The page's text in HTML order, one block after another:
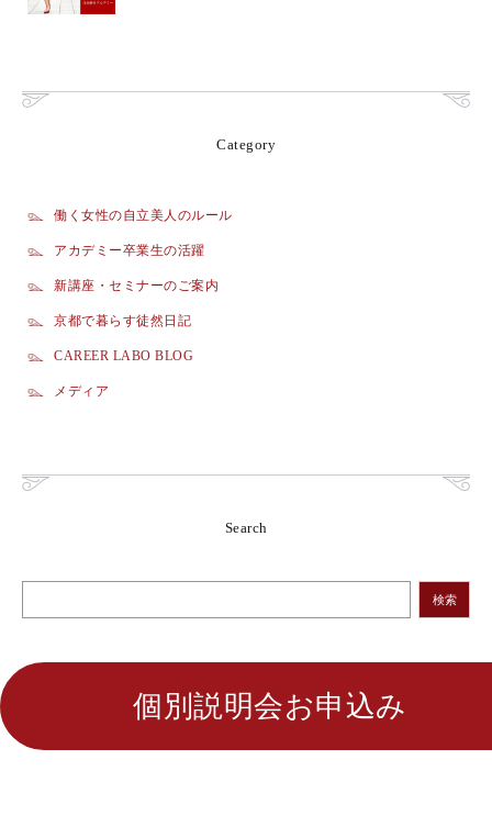
Category
働く女性の自立美人のルール
アカデミー卒業生の活躍
新講座・セミナーのご案内
京都で暮らす徒然日記
CAREER LABO BLOG
メディア
Search
検索
個別説明会お申込み